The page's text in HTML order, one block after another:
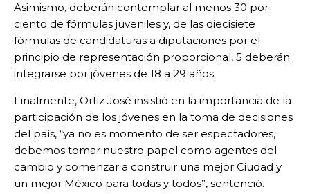
Asimismo, deberán contemplar al menos 30 por
ciento de fórmulas juveniles y, de las diecisiete
fórmulas de candidaturas a diputaciones por el
principio de representación proporcional, 5 deberán
integrarse por jóvenes de 18 a 29 años.
Finalmente, Ortiz José insistió en la importancia de la
participación de los jóvenes en la toma de decisiones
del país, “ya no es momento de ser espectadores,
debemos tomar nuestro papel como agentes del
cambio y comenzar a construir una mejor Ciudad y
un mejor México para todas y todos”, sentenció.